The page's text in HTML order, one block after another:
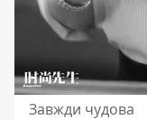
Завжди чудова